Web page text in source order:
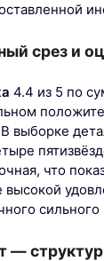
срез и
4.4 из 5 по
выборке
что
сильного
—